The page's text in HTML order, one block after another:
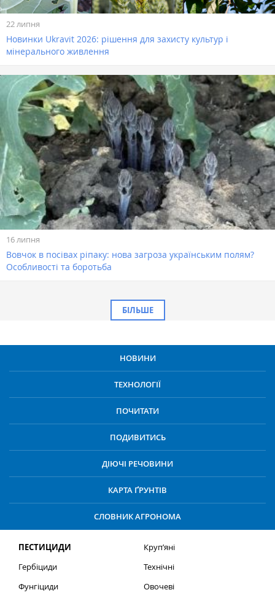
22 липня
Новинки Ukravit 2026: рішення для захисту культур і
мінерального живлення
16 липня
Вовчок в посівах ріпаку: нова загроза українським полям?
Особливості та боротьба
БІЛЬШЕ
НОВИНИ
ТЕХНОЛОГІЇ
ПОЧИТАТИ
ПОДИВИТИСЬ
ДІЮЧІ РЕЧОВИНИ
КАРТА ҐРУНТІВ
СЛОВНИК АГРОНОМА
ПЕСТИЦИДИ
Гербіциди
Фунгіциди
Круп’яні
Технічні
Овочеві